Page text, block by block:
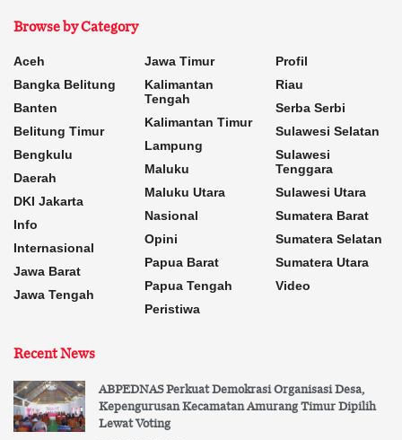
Browse by Category
Aceh
Bangka Belitung
Banten
Belitung Timur
Bengkulu
Daerah
DKI Jakarta
Info
Internasional
Jawa Barat
Jawa Tengah
Jawa Timur
Kalimantan
Tengah
Kalimantan Timur
Lampung
Maluku
Maluku Utara
Nasional
Opini
Papua Barat
Papua Tengah
Peristiwa
Profil
Riau
Serba Serbi
Sulawesi Selatan
Sulawesi
Tenggara
Sulawesi Utara
Sumatera Barat
Sumatera Selatan
Sumatera Utara
Video
Recent News
ABPEDNAS Perkuat Demokrasi Organisasi Desa,
Kepengurusan Kecamatan Amurang Timur Dipilih
Lewat Voting